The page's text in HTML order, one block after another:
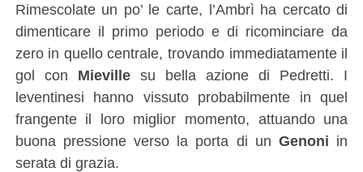
Rimescolate un po’ le carte, l’Ambrì ha cercato di
dimenticare il primo periodo e di ricominciare da
zero in quello centrale, trovando immediatamente il
gol con Mievillesu bella azione di Pedretti. I
leventinesi hanno vissuto probabilmente in quel
frangente il loro miglior momento, attuando una
buona pressione verso la porta di unGenoni in
serata di grazia.